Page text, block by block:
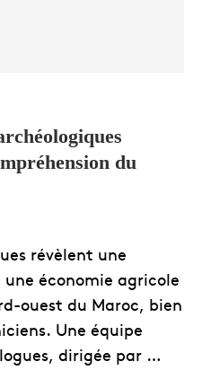
du
révèlent une
économie agricole
ouest du Maroc, bien
Une équipe
dirigée par …